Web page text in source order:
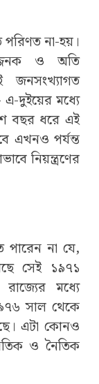
পরিণত না-হয়।
ও অতি
জনসংখ্যাগত
দুইয়ের মধ্যে
বছর ধরে এই
এখনও পর্যন্ত
নিয়ন্ত্রণের
না যে,
সেই ১৯৭১
রাজ্যের মধ্যে
সাল থেকে
এটা কোনও
ও নৈতিক